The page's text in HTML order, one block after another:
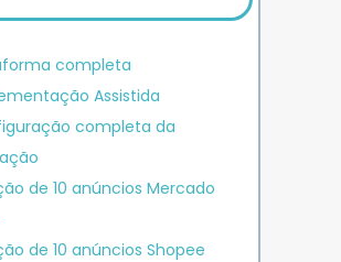
completa
Assistida
completa da
de 10 anúncios Mercado
de 10 anúncios Shopee